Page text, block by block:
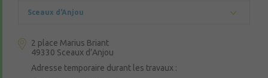
Sceaux d'Anjou
2 place Marius Briant
49330 Sceaux d’Anjou
Adresse temporaire durant les travaux :